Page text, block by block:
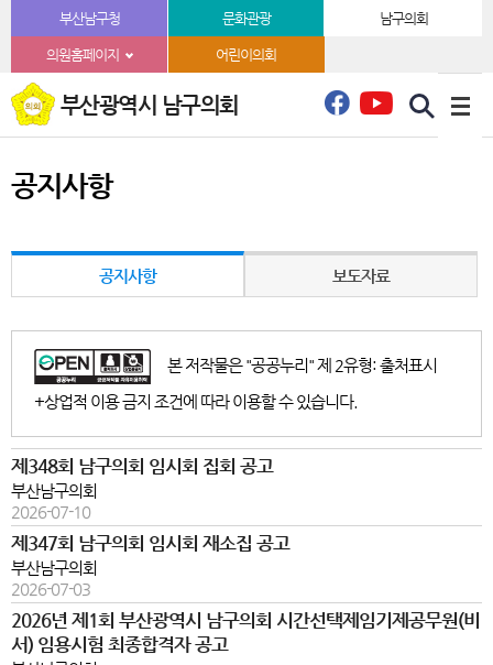
본문바로가기부산남구청 문화관광 남구의회
의원홈페이지 어린이의회
부산광역시 남구의회
공지사항
공지사항 보도자료
본 저작물은 "공공누리" 제 2유형: 출처표시
+상업적 이용 금지 조건에 따라 이용할 수 있습니다.
제348회 남구의회 임시회 집회 공고
부산남구의회
2026-07-10
제347회 남구의회 임시회 재소집 공고
부산남구의회
2026-07-03
2026년 제1회 부산광역시 남구의회 시간선택제임기제공무원(비
서) 임용시험 최종합격자 공고